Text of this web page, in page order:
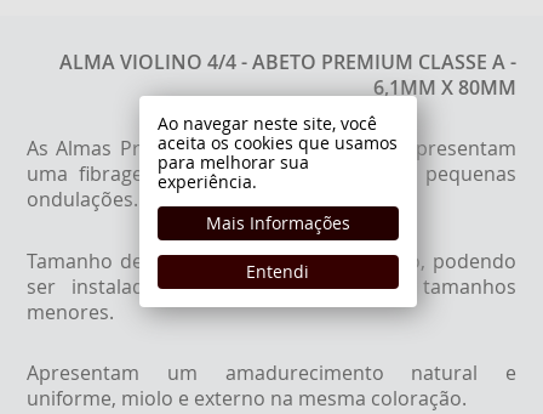
ALMA VIOLINO 4/4 - ABETO PREMIUM CLASSE A -
6,1MM X 80MM
As Almas Premium eCorde, da classe A apresentam
uma fibragem espaçada, vertical e com pequenas
ondulações.
Tamanho de 80mm X 6,1mm de diâmetro, podendo
ser instaladas em Violinos 4/4 e de tamanhos
menores.
Apresentam um amadurecimento natural e
uniforme, miolo e externo na mesma coloração.
Ao navegar neste site, você
aceita os cookies que usamos
para melhorar sua
experiência.
Mais Informações
Entendi